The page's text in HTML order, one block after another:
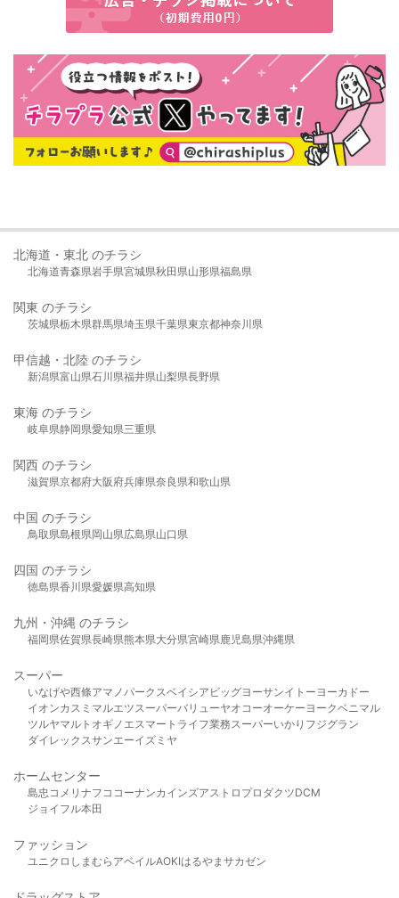
北海道・東北 のチラシ
北海道青森県岩手県宮城県秋田県山形県福島県
関東 のチラシ
茨城県栃木県群馬県埼玉県千葉県東京都神奈川県
甲信越・北陸 のチラシ
新潟県富山県石川県福井県山梨県長野県
東海 のチラシ
岐阜県静岡県愛知県三重県
関西 のチラシ
滋賀県京都府大阪府兵庫県奈良県和歌山県
中国 のチラシ
鳥取県島根県岡山県広島県山口県
四国 のチラシ
徳島県香川県愛媛県高知県
九州・沖縄 のチラシ
福岡県佐賀県長崎県熊本県大分県宮崎県鹿児島県沖縄県
スーパー
いなげや西條アマノパークスベイシア ビッグヨーサンイトーヨーカドー
イオンカスミ マルエツスーパーバリューヤオコーオーケー ヨークベニマル
ツルヤマルト オギノ エスマート ライフ業務スーパーいかり フジグラン
ダイレックスサンエーイズミヤ
ホームセンター
島忠 コメリ ナフコ コーナンカインズアストロプロダクツDCM
ジョイフル本田
ファッション
ユニクロ しまむら アベイルAOKIはるやま サカゼン